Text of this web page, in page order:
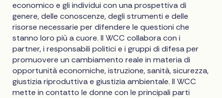
economico e gli individui con una prospettiva di
genere, delle conoscenze, degli strumenti e delle
risorse necessarie per difendere le questioni che
stanno loro più a cuore. Il WCC collabora con i
partner, i responsabili politici e i gruppi di difesa per
promuovere un cambiamento reale in materia di
opportunità economiche, istruzione, sanità, sicurezza,
giustizia riproduttiva e giustizia ambientale. Il WCC
mette in contatto le donne con le principali parti